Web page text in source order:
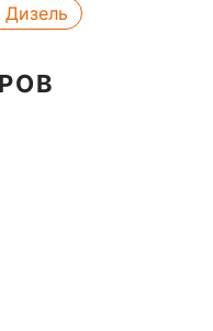
Дизель